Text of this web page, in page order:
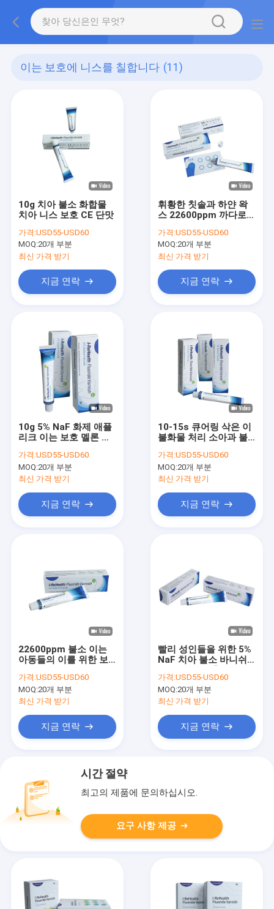
이는 보호에 니스를 칠합니다 (11)
10g 치아 불소 화합물
치아 니스 보호 CE 단맛
가격:USD55-USD60
MOQ:20개 부분
최신 가격 받기
지금 연락
휘황한 칫솔과 하얀 왁
스 22600ppm 까다로운
시
가격:USD55-USD60
MOQ:20개 부분
최신 가격 받기
지금 연락
10g 5% NaF 화제 애플
리크 이는 보호 멜론 풍
가격:USD55-USD60
MOQ:20개 부분
최신 가격 받기
지금 연락
10-15s 큐어링 삭은 이
불화물 처리 소아과 불
가격:USD55-USD60
MOQ:20개 부분
최신 가격 받기
지금 연락
22600ppm 불소 이는
아동들의 이를 위한 보
가격:USD55-USD60
MOQ:20개 부분
최신 가격 받기
지금 연락
빨리 성인들을 위한 5%
NaF 치아 불소 바니쉬
지합니다
가격:USD55-USD60
MOQ:20개 부분
최신 가격 받기
지금 연락
시간 절약
최고의 제품에 문의하십시오.
요구 사항 제공